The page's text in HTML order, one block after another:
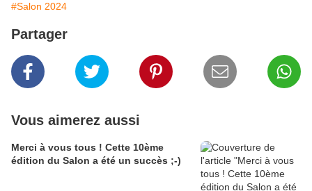
#Salon 2024
Partager
Vous aimerez aussi
Merci à vous tous ! Cette 10ème
édition du Salon a été un succès ;-)